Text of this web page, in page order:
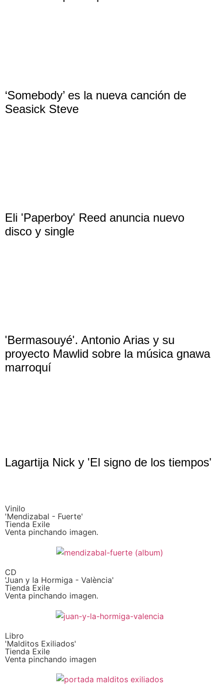
‘Somebody’ es la nueva canción de
Seasick Steve
Eli 'Paperboy' Reed anuncia nuevo
disco y single
'Bermasouyé'. Antonio Arias y su
proyecto Mawlid sobre la música gnawa
marroquí
Lagartija Nick y 'El signo de los tiempos'
Vinilo
'Mendizabal - Fuerte'
Tienda Exile
Venta pinchando imagen.
CD
'Juan y la Hormiga - València'
Tienda Exile
Venta pinchando imagen.
Libro
'Malditos Exiliados'
Tienda Exile
Venta pinchando imagen